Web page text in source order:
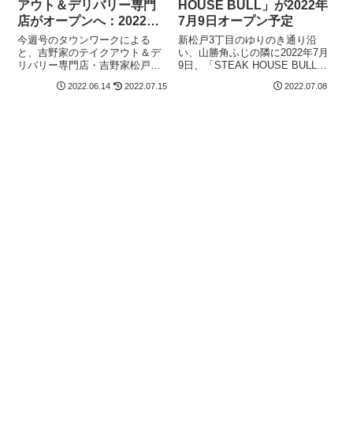
アウト＆デリバリー専門
店がオープンへ：2022年7
月中旬
今週号のタウンワークによる
と、吉野家のテイクアウト＆デ
リバリー専門店・吉野家松戸八
にオープンします。オープン時
2022.06.14 2022.07.15
HOUSE BULL」が2022年
7月9日オープン予定
新松戸3丁目のゆりのき通り沿
い、山勝角ふじの隣に2022年7月
9日、「STEAK HOUSE BULL」
STEAK HOUSEオープン記念
2022.07.08